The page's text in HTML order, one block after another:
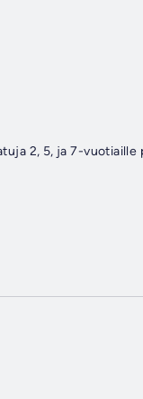
2, 5, ja 7-vuotiaille